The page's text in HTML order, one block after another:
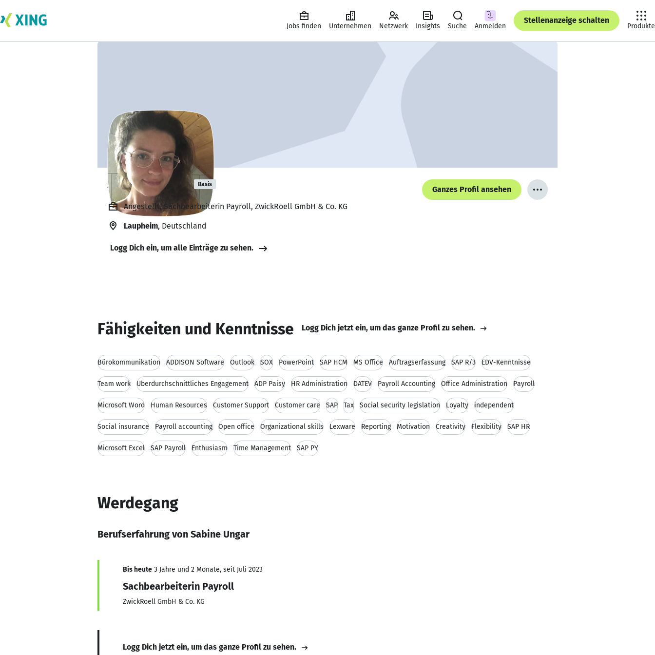
Jobs finden Unternehmen Netzwerk Insights Suche Anmelden
Stellenanzeige schalten
Produkte
Sabine Ungar Basis
Ganzes Profil ansehen
Angestellt, Sachbearbeiterin Payroll, ZwickRoell GmbH & Co. KG
Laupheim, Deutschland
Logg Dich ein, um alle Einträge zu sehen.
Fähigkeiten und Kenntnisse Logg Dich jetzt ein, um das ganze Profil zu sehen.
Bürokommunikation ADDISON Software Outlook SOX PowerPoint SAP HCM MS Office Auftragserfassung SAP R/3 EDV-Kenntnisse
Team work Überdurchschnittliches Engagement ADP Paisy HR Administration DATEV Payroll Accounting Office Administration Payroll
Microsoft Word Human Resources Customer Support Customer care SAP Tax Social security legislation Loyalty independent
Social insurance Payroll accounting Open office Organizational skills Lexware Reporting Motivation Creativity Flexibility SAP HR
Microsoft Excel SAP Payroll Enthusiasm Time Management SAP PY
Werdegang
Berufserfahrung von Sabine Ungar
Bis heute 3 Jahre und 2 Monate, seit Juli 2023
Sachbearbeiterin Payroll
ZwickRoell GmbH & Co. KG
Logg Dich jetzt ein, um das ganze Profil zu sehen.